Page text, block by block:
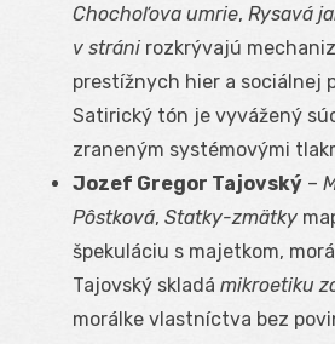
Chochoľova umrie, Rysavá
v stráni rozkrývajú
prestížnych hier a sociálnej
Satirický tón je vyvážený
zraneným systémovými
Jozef Gregor Tajovský –
Pôstková, Statky-zmätky
špekuláciu s majetkom,
Tajovský skladá mikroetiku
morálke vlastníctva bez